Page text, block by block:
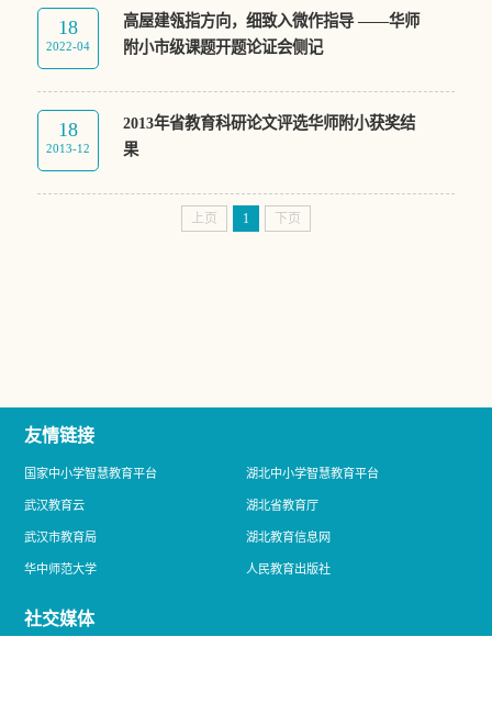
18
2022-04
高屋建瓴指方向，细致入微作指导 ——华师
附小市级课题开题论证会侧记
18
2013-12
2013年省教育科研论文评选华师附小获奖结
果
上页 1 下页
友情链接
国家中小学智慧教育平台 湖北中小学智慧教育平台
武汉教育云 湖北省教育厅
武汉市教育局 湖北教育信息网
华中师范大学 人民教育出版社
社交媒体